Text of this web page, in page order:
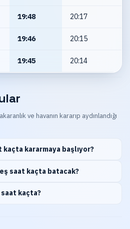
19:48 20:17
19:46 20:15
19:45 20:14
ve havanın kararıp aydınlandığı
kaçta kararmaya başlıyor?
saat kaçta batacak?
saat kaçta?